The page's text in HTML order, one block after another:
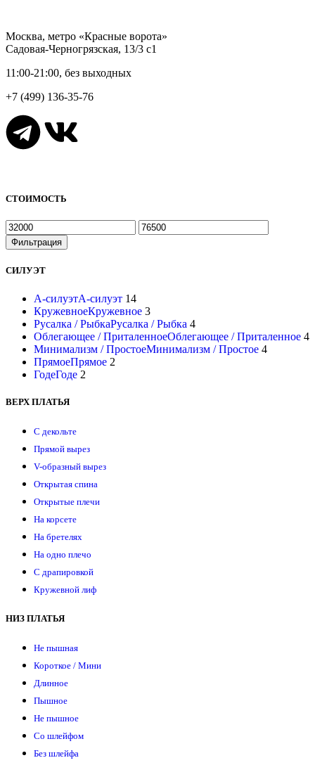
Москва, метро «Красные ворота»
Садовая-Черногрязская, 13/3 с1
11:00-21:00, без выходных
+7 (499) 136-35-76
СТОИМОСТЬ
Фильтрация
СИЛУЭТ
А-силуэтА-силуэт 14
КружевноеКружевное 3
Русалка / РыбкаРусалка / Рыбка 4
Облегающее / ПриталенноеОблегающее / Приталенное 4
Минимализм / ПростоеМинимализм / Простое 4
ПрямоеПрямое 2
ГодеГоде 2
ВЕРХ ПЛАТЬЯ
С декольте
Прямой вырез
V-образный вырез
Открытая спина
Открытые плечи
На корсете
На бретелях
На одно плечо
С драпировкой
Кружевной лиф
НИЗ ПЛАТЬЯ
Не пышная
Короткое / Мини
Длинное
Пышное
Не пышное
Со шлейфом
Без шлейфа